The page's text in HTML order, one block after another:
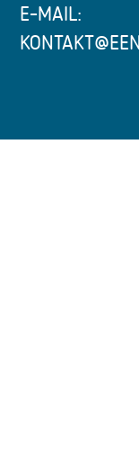
E-MAIL: